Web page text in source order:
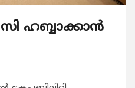
ഹബ്ബാക്കാന്‍